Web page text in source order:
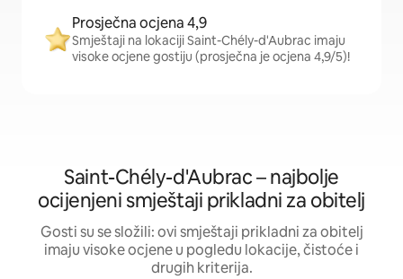
Prosječna ocjena 4,9
Smještaji na lokaciji Saint-Chély-d'Aubrac imaju
visoke ocjene gostiju (prosječna je ocjena 4,9/5)!
Saint-Chély-d'Aubrac – najbolje
ocijenjeni smještaji prikladni za obitelj
Gosti su se složili: ovi smještaji prikladni za obitelj
imaju visoke ocjene u pogledu lokacije, čistoće i
drugih kriterija.